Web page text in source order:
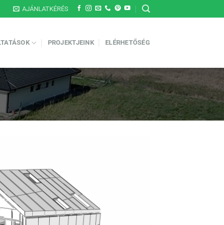
AJÁNLATKÉRÉS
PROJEKTJEINK ELÉRHETŐSÉG